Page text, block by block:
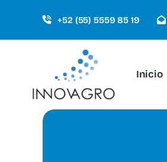
contenido
+52 (55) 5559 85 19
Inicio